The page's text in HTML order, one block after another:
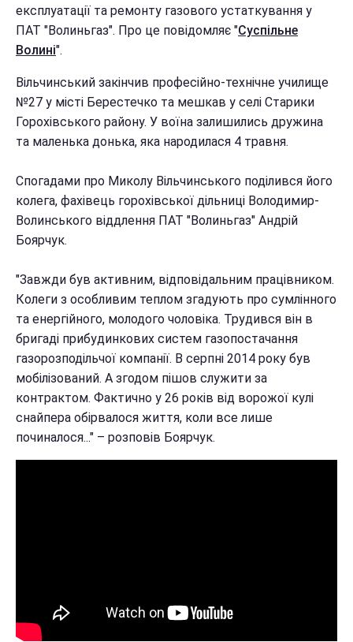
експлуатації та ремонту газового устаткування у
ПАТ "Волиньгаз". Про це повідомляє "Суспільне
Волині".
Вільчинський закінчив професійно-технічне училище
№27 у місті Берестечко та мешкав у селі Старики
Горохівського району. У воїна залишились дружина
та маленька донька, яка народилася 4 травня.
Спогадами про Миколу Вільчинського поділився його
колега, фахівець горохівської дільниці Володимир-
Волинського віддлення ПАТ "Волиньгаз" Андрій
Боярчук.
"Завжди був активним, відповідальним працівником.
Колеги з особливим теплом згадують про сумлінного
та енергійного, молодого чоловіка. Трудився він в
бригаді прибудинкових систем газопостачання
газорозподільчої компанії. В серпні 2014 року був
мобілізований. А згодом пішов служити за
контрактом. Фактично у 26 років від ворожої кулі
снайпера обірвалося життя, коли все лише
починалося..." – розповів Боярчук.